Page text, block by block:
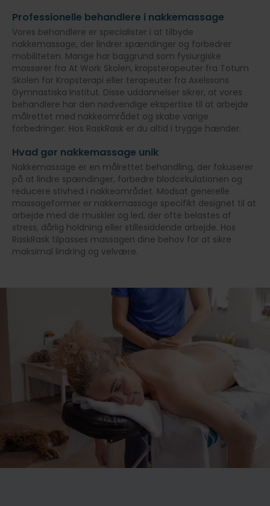
Professionelle behandlere i nakkemassage
Vores behandlere er specialister i at tilbyde
nakkemassage, der lindrer spændinger og forbedrer
mobiliteten. Mange har baggrund som fysiurgiske
massører fra At Work Skolen, kropsterapeuter fra Totum
Skolen for Kropsterapi eller terapeuter fra Axelssons
Gymnastiska Institut. Disse uddannelser sikrer, at vores
behandlere har den nødvendige ekspertise til at arbejde
målrettet med nakkeområdet og skabe varige
forbedringer. Hos RaskRask er du altid i trygge hænder.
Hvad gør nakkemassage unik
Nakkemassage er en målrettet behandling, der fokuserer
på at lindre spændinger, forbedre blodcirkulationen og
reducere stivhed i nakkeområdet. Modsat generelle
massageformer er nakkemassage specifikt designet til at
arbejde med de muskler og led, der ofte belastes af
stress, dårlig holdning eller stillesiddende arbejde. Hos
RaskRask tilpasses massagen dine behov for at sikre
maksimal lindring og velvære.